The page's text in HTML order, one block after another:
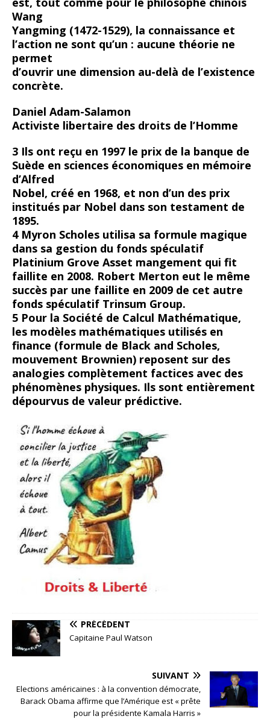
Wang
Yangming (1472-1529), la connaissance et
l’action ne sont qu’un : aucune théorie ne
permet
d’ouvrir une dimension au-delà de l’existence
concrète.
Daniel Adam-Salamon
Activiste libertaire des droits de l’Homme
3 Ils ont reçu en 1997 le prix de la banque de
Suède en sciences économiques en mémoire
d’Alfred
Nobel, créé en 1968, et non d’un des prix
institués par Nobel dans son testament de
1895.
4 Myron Scholes utilisa sa formule magique
dans sa gestion du fonds spéculatif
Platinium Grove Asset mangement qui fit
faillite en 2008. Robert Merton eut le même
succès par une faillite en 2009 de cet autre
fonds spéculatif Trinsum Group.
5 Pour la Société de Calcul Mathématique,
les modèles mathématiques utilisés en
finance (formule de Black and Scholes,
mouvement Brownien) reposent sur des
analogies complètement factices avec des
phénomènes physiques. Ils sont entièrement
dépourvus de valeur prédictive.
PRÉCÉDENT
Capitaine Paul Watson
SUIVANT
Elections américaines : à la convention démocrate,
Barack Obama affirme que l’Amérique est « prête
pour la présidente Kamala Harris »